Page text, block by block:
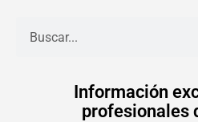
Información
profesionales